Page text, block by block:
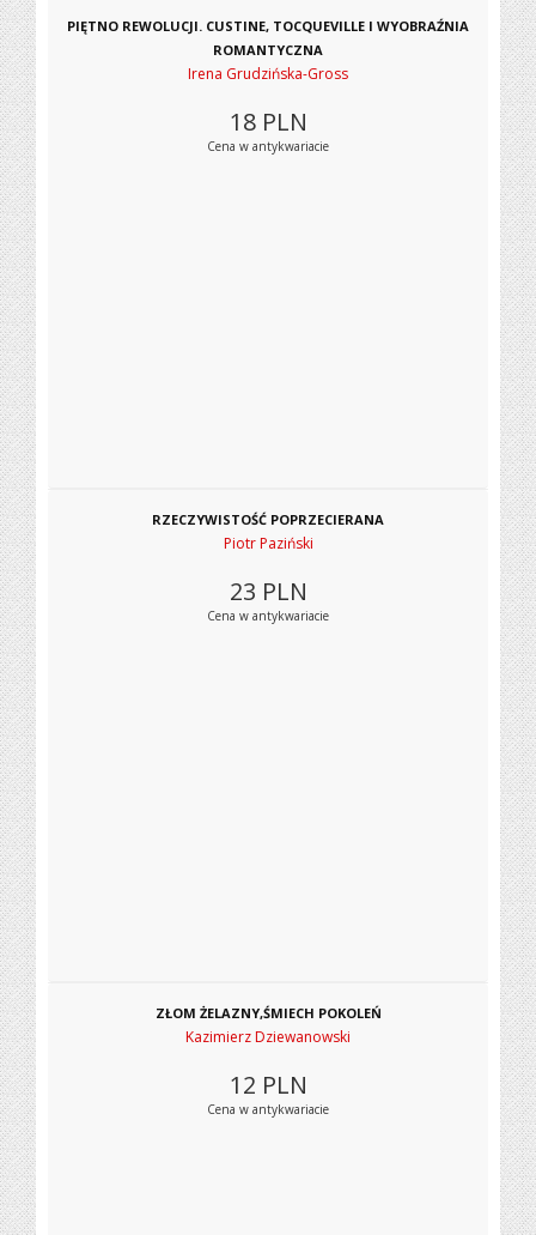
PIĘTNO REWOLUCJI. CUSTINE, TOCQUEVILLE I WYOBRAŹNIA
ROMANTYCZNA
Irena Grudzińska-Gross
18 PLN
Cena w antykwariacie
RZECZYWISTOŚĆ POPRZECIERANA
Piotr Paziński
23 PLN
Cena w antykwariacie
ZŁOM ŻELAZNY,ŚMIECH POKOLEŃ
Kazimierz Dziewanowski
12 PLN
Cena w antykwariacie